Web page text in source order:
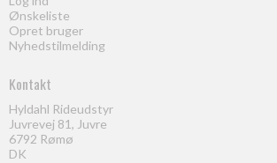
Ønskeliste
Opret bruger
Nyhedstilmelding
Kontakt
Hyldahl Rideudstyr
Juvrevej 81, Juvre
6792 Rømø
DK